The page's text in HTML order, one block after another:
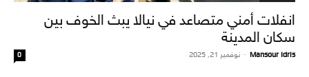
انفلات أمني متصاعد في نيالا يبث الخوف بين
سكان المدينة
Mansour Idris
- نوفمبر 21, 2025 0